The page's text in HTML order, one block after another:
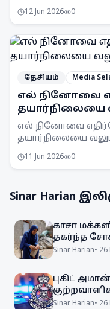
எச்சரிக்கை
12 Jun 2026 0
தேசியம் Media
எல் நினோவை
தயார்நிலையை
எல் நினோவை
தயார்நிலையை
விழிப்புணர்வு
11 Jun 2026 0
Sinar Harian
காசா
தகர்ந்த
Sinar Harian• 26
புகிட்
Sinar Harian• 26